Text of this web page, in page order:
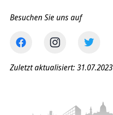
Besuchen Sie uns auf
Zuletzt aktualisiert: 31.07.2023